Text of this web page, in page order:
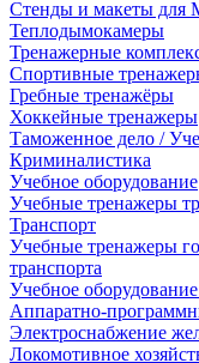
Стенды и макеты для
Теплодымокамеры
Тренажерные
Спортивные
Гребные тренажёры
Хоккейные тренажеры
Таможенное дело /
Криминалистика
Учебное оборудование
Учебные тренажеры
Транспорт
Учебные тренажеры
транспорта
Учебное
Аппаратно-
Электроснабжение
Локомотивное